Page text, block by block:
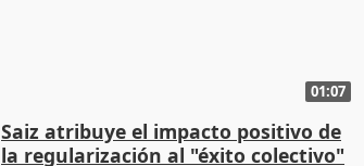
01:07
Saiz atribuye el impacto positivo de
la regularización al "éxito colectivo"